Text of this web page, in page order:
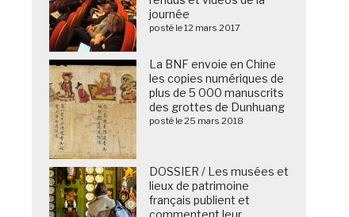
journée
posté le 12 mars 2017
La BNF envoie en Chine
les copies numériques de
plus de 5 000 manuscrits
des grottes de Dunhuang
posté le 25 mars 2018
DOSSIER / Les musées et
lieux de patrimoine
français publient et